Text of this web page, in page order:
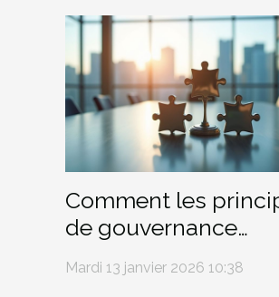
Comment les
de gouvernance
transforment-ils les
structures
Mardi 13 janvier 2026 10:38